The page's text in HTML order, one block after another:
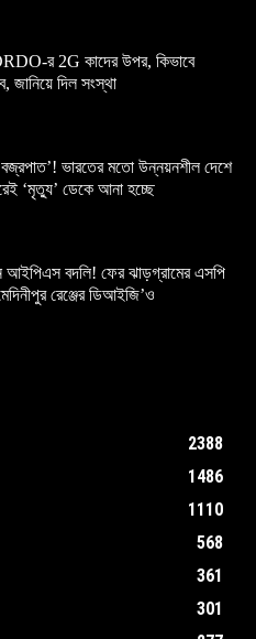
র 2G কাদের উপর, কিভাবে
জানিয়ে দিল সংস্থা
ভারতের মতো উন্নয়নশীল দেশে
‘মৃত্যু’ ডেকে আনা হচ্ছে
বদলি! ফের ঝাড়গ্রামের এসপি
রেঞ্জের ডিআইজি’ও
2388
1486
1110
568
361
301